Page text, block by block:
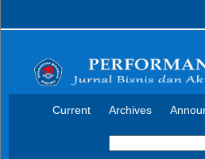
Current Archives